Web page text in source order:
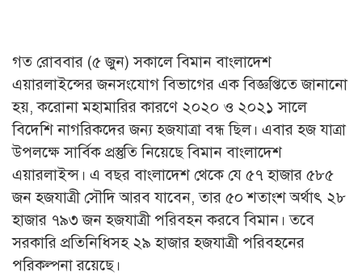
গত রোববার (৫ জুন) সকালে বিমান বাংলাদেশ
এয়ারলাইন্সের জনসংযোগ বিভাগের এক বিজ্ঞপ্তিতে জানানো
হয়, করোনা মহামারির কারণে ২০২০ ও ২০২১ সালে
বিদেশি নাগরিকদের জন্য হজযাত্রা বন্ধ ছিল। এবার হজ যাত্রা
উপলক্ষে সার্বিক প্রস্তুতি নিয়েছে বিমান বাংলাদেশ
এয়ারলাইন্স। এ বছর বাংলাদেশ থেকে যে ৫৭ হাজার ৫৮৫
জন হজযাত্রী সৌদি আরব যাবেন, তার ৫০ শতাংশ অর্থাৎ ২৮
হাজার ৭৯৩ জন হজযাত্রী পরিবহন করবে বিমান। তবে
সরকারি প্রতিনিধিসহ ২৯ হাজার হজযাত্রী পরিবহনের
পরিকল্পনা রয়েছে।